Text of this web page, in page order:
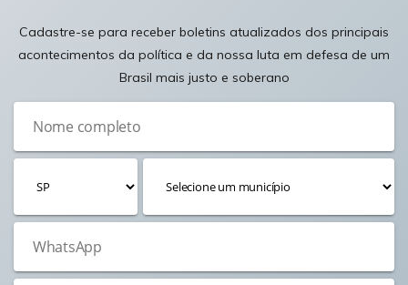
Cadastre-se para receber boletins atualizados dos principais
acontecimentos da política e da nossa luta em defesa de um
Brasil mais justo e soberano